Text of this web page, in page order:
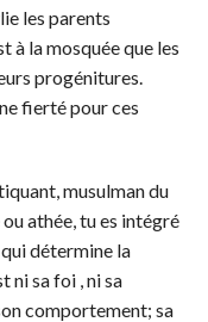
les parents
à la mosquée que les
progénitures.
fierté pour ces
musulman du
athée, tu es intégré
détermine la
ni sa foi , ni sa
comportement; sa